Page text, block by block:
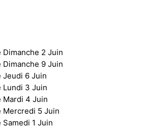
Dimanche 2 Juin
Dimanche 9 Juin
Jeudi 6 Juin
Lundi 3 Juin
Mardi 4 Juin
Mercredi 5 Juin
Samedi 1 Juin